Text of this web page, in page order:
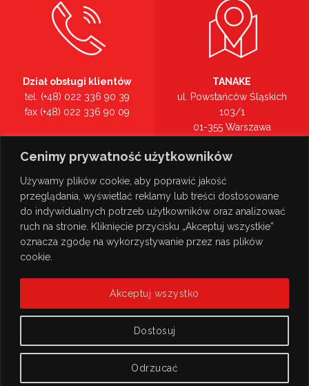
Cenimy prywatność użytkowników
Używamy plików cookie, aby poprawić jakość
przeglądania, wyświetlać reklamy lub treści dostosowane
do indywidualnych potrzeb użytkowników oraz analizować
ruch na stronie. Kliknięcie przycisku „Akceptuj wszystkie”
oznacza zgodę na wykorzystywanie przez nas plików
cookie.
Dostosuj
Odrzucać
Akceptuj wszystko
Dział obsługi klientów
tel. (+48) 022 336 90 39
fax (+48) 022 336 90 09
tel. (+48) 022 336 90 00
TANAKE
ul. Powstańców Śląskich
103/1
01-355 Warszawa
Zobacz na mapie >
© Copyright 2026TANAKE